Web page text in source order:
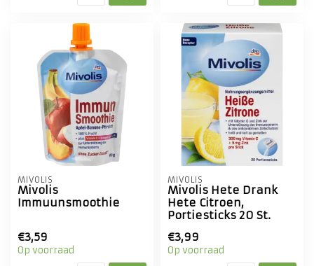
MIVOLIS
Mivolis
Immuunsmoothie
€3,59
Op voorraad
MIVOLIS
Mivolis Hete Drank
Hete Citroen,
Portiesticks 20 St.
€3,99
Op voorraad